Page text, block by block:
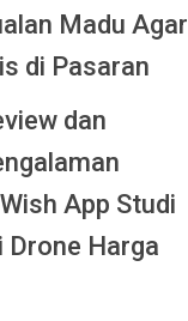
Madu Agar
di Pasaran
dan
App Studi
Drone Harga